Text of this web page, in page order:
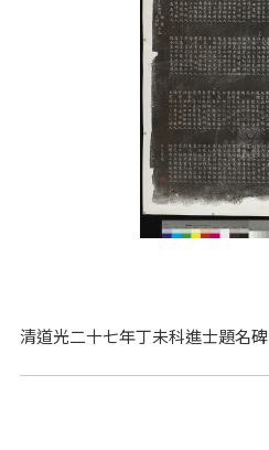
清道光二十七年丁未科進士題名碑